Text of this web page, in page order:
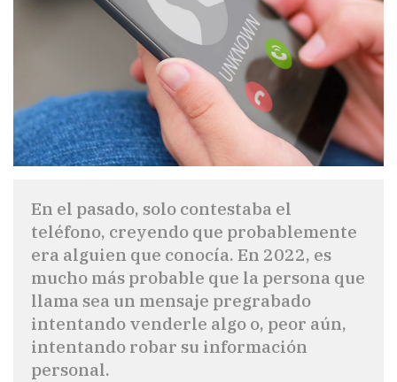
En el pasado, solo contestaba el
teléfono, creyendo que probablemente
era alguien que conocía. En 2022, es
mucho más probable que la persona que
llama sea un mensaje pregrabado
intentando venderle algo o, peor aún,
intentando robar su información
personal.